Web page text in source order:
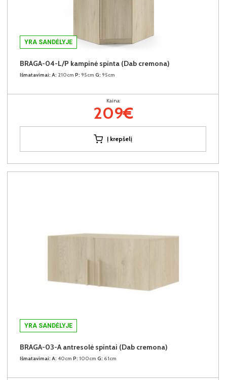
YRA SANDĖLYJE
BRAGA-04-L/P kampinė spinta (Dab cremona)
Išmatavimai: A: 210cm P: 95cm G: 95cm
Kaina:
209€
Į krepšelį
YRA SANDĖLYJE
BRAGA-03-A antresolė spintai (Dab cremona)
Išmatavimai: A: 40cm P: 100cm G: 61cm